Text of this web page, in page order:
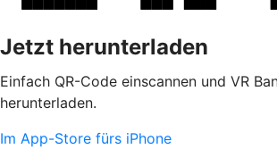
Jetzt herunterladen
Einfach QR-Code einscannen und VR
herunterladen.
Im App-Store fürs iPhone